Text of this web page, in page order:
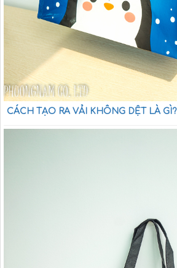
CÁCH TẠO RA VẢI KHÔNG DỆT LÀ GÌ?